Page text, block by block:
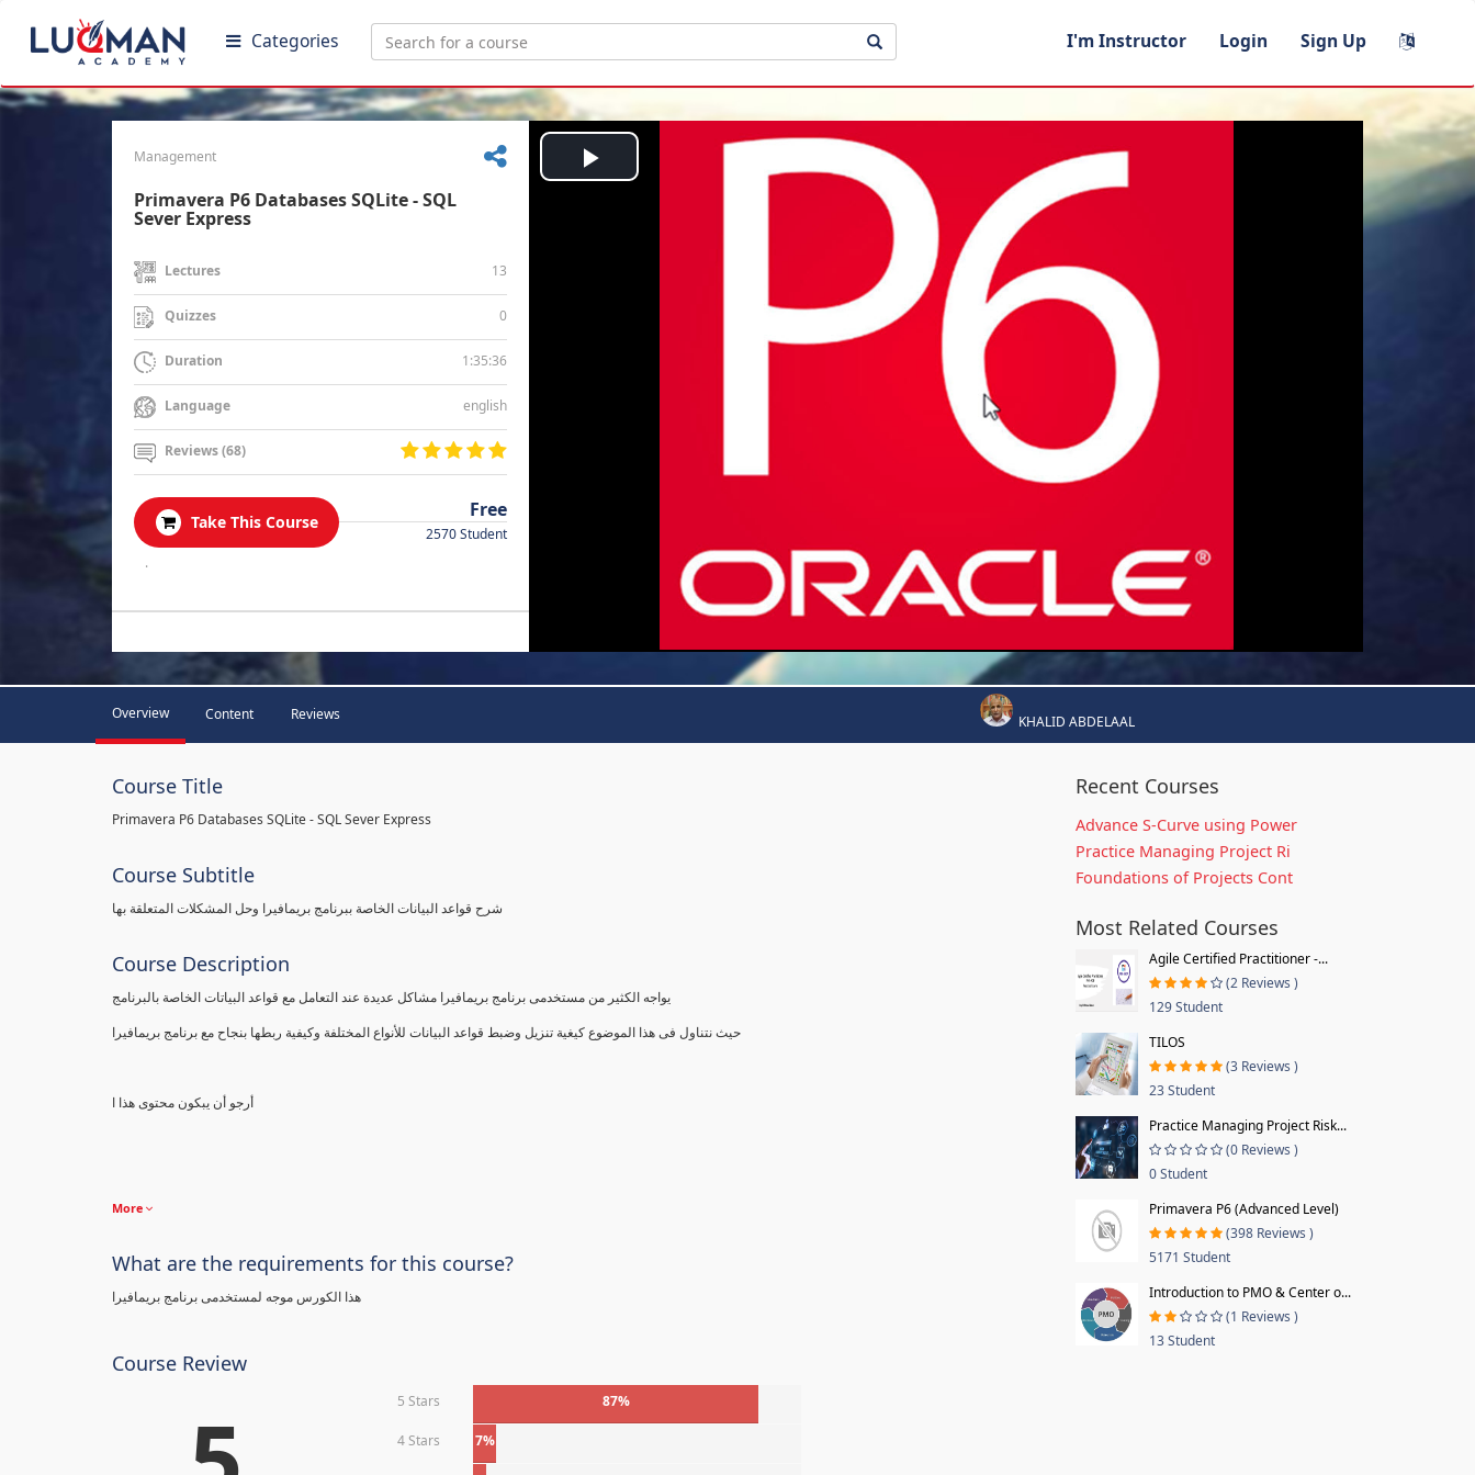
Categories I'm Instructor Login Sign Up
Management
Primavera P6 Databases SQLite - SQL
Sever Express
Lectures 13
Quizzes 0
Duration 1:35:36
Language english
Reviews (68)
Take This Course
Free
2570 Student
.
Play
Overview Content Reviews KHALID ABDELAAL
Course Title
Primavera P6 Databases SQLite - SQL Sever Express
Course Subtitle
شرح قواعد البيانات الخاصة ببرنامج بريمافيرا وحل المشكلات المتعلقة بها
Course Description
يواجه الكثير من مستخدمى برنامج بريمافيرا مشاكل عديدة عند التعامل مع قواعد البياتات الخاصة بالبرنامج
حيث نتناول فى هذا الموضوع كيغية تنزيل وضبط قواعد البيانات للأنواع المختلفة وكيفية ربطها بنجاح مع برنامج بريمافيرا
أرجو أن يبكون محتوى هذا ا
More
What are the requirements for this course?
هذا الكورس موجه لمستخدمى برنامج بريمافيرا
Course Review
5 Stars 87%
4 Stars 7%
Recent Courses
Advance S-Curve using Power
Practice Managing Project Ri
Foundations of Projects Cont
Most Related Courses
Agile Certified Practitioner -...
(2 Reviews )
129 Student
TILOS
(3 Reviews )
23 Student
Practice Managing Project Risk...
(0 Reviews )
0 Student
Primavera P6 (Advanced Level)
(398 Reviews )
5171 Student
Introduction to PMO & Center o...
(1 Reviews )
13 Student